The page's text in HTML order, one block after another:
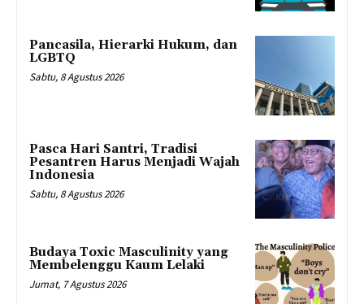
Pancasila, Hierarki Hukum, dan
LGBTQ
Sabtu, 8 Agustus 2026
Pasca Hari Santri, Tradisi
Pesantren Harus Menjadi Wajah
Indonesia
Sabtu, 8 Agustus 2026
Budaya Toxic Masculinity yang
Membelenggu Kaum Lelaki
Jumat, 7 Agustus 2026